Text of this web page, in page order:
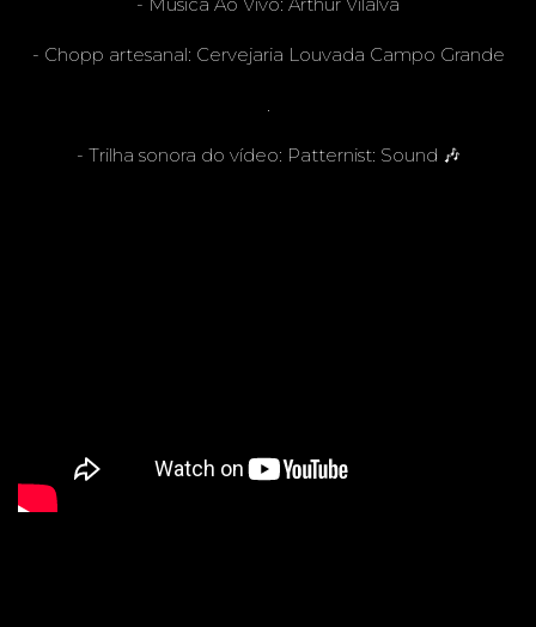
- Chopp artesanal: Cervejaria Louvada Campo Grande
.
- Trilha sonora do vídeo: Patternist: Sound 🎶